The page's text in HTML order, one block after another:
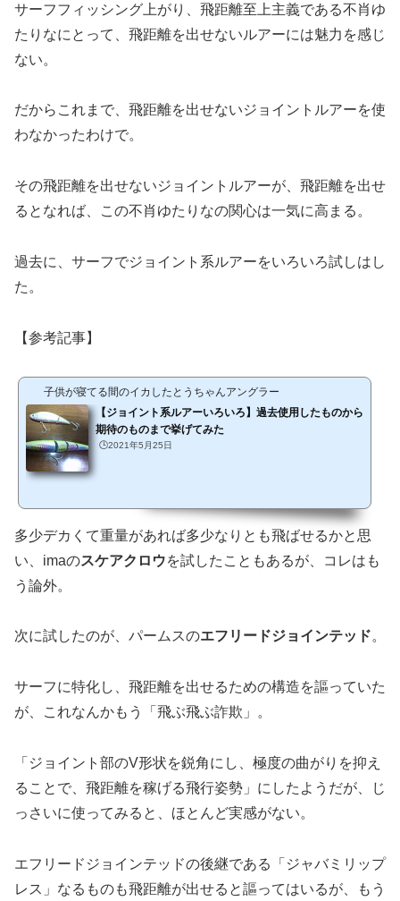
サーフフィッシング上がり、飛距離至上主義である不肖ゆ
たりなにとって、飛距離を出せないルアーには魅力を感じ
ない。
だからこれまで、飛距離を出せないジョイントルアーを使
わなかったわけで。
その飛距離を出せないジョイントルアーが、飛距離を出せ
るとなれば、この不肖ゆたりなの関心は一気に高まる。
過去に、サーフでジョイント系ルアーをいろいろ試しはし
た。
【参考記事】
子供が寝てる間のイカしたとうちゃんアングラー
【ジョイント系ルアーいろいろ】過去使用したものから
期待のものまで挙げてみた
🕒️2021年5月25日
多少デカくて重量があれば多少なりとも飛ばせるかと思
い、imaのスケアクロウを試したこともあるが、コレはも
う論外。
次に試したのが、パームスのエフリードジョインテッド。
サーフに特化し、飛距離を出せるための構造を謳っていた
が、これなんかもう「飛ぶ飛ぶ詐欺」。
「ジョイント部のV形状を鋭角にし、極度の曲がりを抑え
ることで、飛距離を稼げる飛行姿勢」にしたようだが、じ
っさいに使ってみると、ほとんど実感がない。
エフリードジョインテッドの後継である「ジャバミリップ
レス」なるものも飛距離が出せると謳ってはいるが、もう